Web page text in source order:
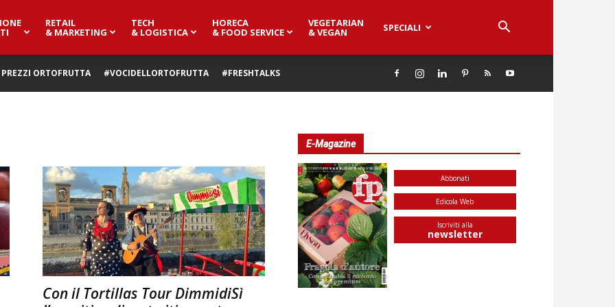
RETAIL
& MARKETING
TECH
& LOGISTICA
HORECA
& FOOD SERVICE
VEGETARIAN
& VEGAN SPECIALI
PREZZI ORTOFRUTTA #VOCIDELLORTOFRUTTA #FRESHTALKS
Con il Tortillas Tour DimmidiSì
E-Magazine
Abbonati
Edicola Web
Iscriviti alla
newsletter